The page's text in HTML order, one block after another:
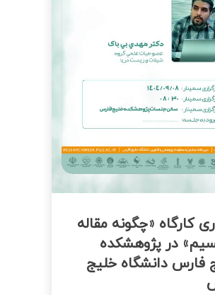
کارگاه «چگونه مقاله
در پژوهشکده
فارس دانشگاه خلیج